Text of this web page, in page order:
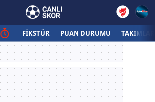
FİKSTÜR PUAN DURUMU TAKIMLAR